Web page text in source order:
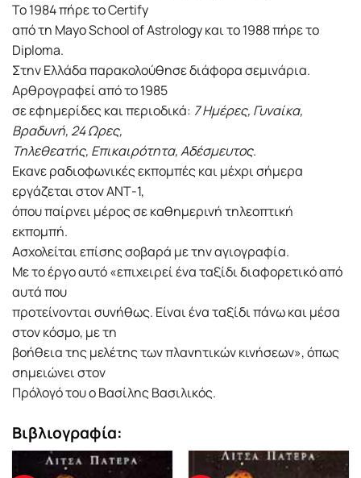
Το 1984 πήρε το Certify
από τη Mayo School of Astrology και το 1988 πήρε το
Diploma.
Στην Ελλάδα παρακολούθησε διάφορα σεμινάρια.
Αρθρογραφεί από το 1985
σε εφημερίδες και περιοδικά: 7 Ημέρες, Γυναίκα,
Βραδυνή, 24 Ωρες,
Τηλεθεατής, Επικαιρότητα, Αδέσμευτος.
Εκανε ραδιοφωνικές εκπομπές και μέχρι σήμερα
εργάζεται στον ΑΝΤ-1,
όπου παίρνει μέρος σε καθημερινή τηλεοπτική
εκπομπή.
Ασχολείται επίσης σοβαρά με την αγιογραφία.
Με το έργο αυτό «επιχειρεί ένα ταξίδι διαφορετικό από
αυτά που
προτείνονται συνήθως. Είναι ένα ταξίδι πάνω και μέσα
στον κόσμο, με τη
βοήθεια της μελέτης των πλανητικών κινήσεων», όπως
σημειώνει στον
Πρόλογό του ο Βασίλης Βασιλικός.
Βιβλιογραφία: